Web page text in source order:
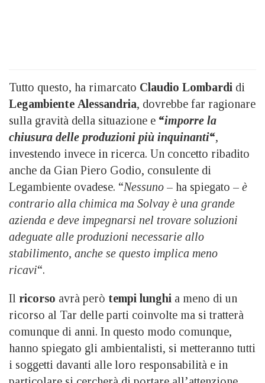
Tutto questo, ha rimarcato Claudio Lombardi di
Legambiente Alessandria, dovrebbe far ragionare
sulla gravità della situazione e “imporre la
chiusura delle produzioni più inquinanti“,
investendo invece in ricerca. Un concetto ribadito
anche da Gian Piero Godio, consulente di
Legambiente ovadese. “Nessuno – ha spiegato – è
contrario alla chimica ma Solvay è una grande
azienda e deve impegnarsi nel trovare soluzioni
adeguate alle produzioni necessarie allo
stabilimento, anche se questo implica meno
ricavi“.
Il ricorso avrà però tempi lunghi a meno di un
ricorso al Tar delle parti coinvolte ma si tratterà
comunque di anni. In questo modo comunque,
hanno spiegato gli ambientalisti, si metteranno tutti
i soggetti davanti alle loro responsabilità e in